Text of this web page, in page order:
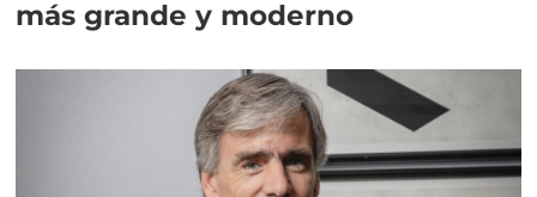
más grande y moderno